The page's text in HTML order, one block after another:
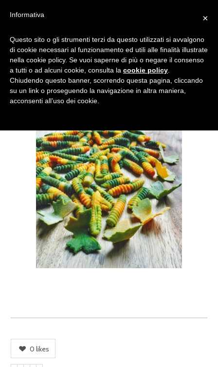
PASTA COLORATA – LINDA
MILLER
0 likes
×
Informativa
Questo sito o gli strumenti terzi da questo utilizzati si avvalgono
di cookie necessari al funzionamento ed utili alle finalità illustrate
nella cookie policy. Se vuoi saperne di più o negare il consenso
a tutti o ad alcuni cookie, consulta la cookie policy
Chiudendo questo banner, scorrendo questa pagina, cliccando
su un link o proseguendo la navigazione in altra maniera,
acconsenti all’uso dei cookie.